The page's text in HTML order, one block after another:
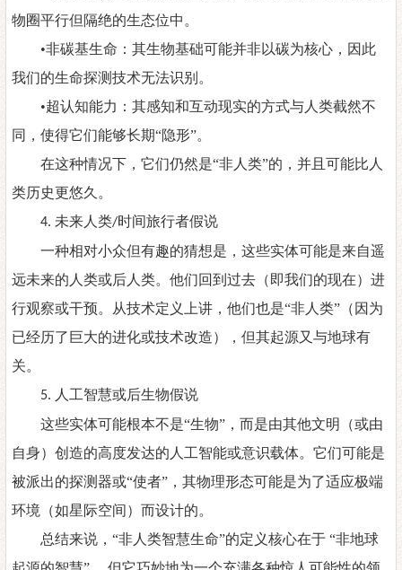
物圈平行但隔绝的生态位中。
•非碳基生命：其生物基础可能并非以碳为核心，因此
我们的生命探测技术无法识别。
•超认知能力：其感知和互动现实的方式与人类截然不
同，使得它们能够长期“隐形”。
在这种情况下，它们仍然是“非人类”的，并且可能比人
类历史更悠久。
4.未来人类/时间旅行者假说
一种相对小众但有趣的猜想是，这些实体可能是来自遥
远未来的人类或后人类。他们回到过去（即我们的现在）进
行观察或干预。从技术定义上讲，他们也是“非人类”（因为
已经历了巨大的进化或技术改造），但其起源又与地球有
关。
5. 人工智慧或后生物假说
这些实体可能根本不是“生物”，而是由其他文明（或由
自身）创造的高度发达的人工智能或意识载体。它们可能是
被派出的探测器或“使者”，其物理形态可能是为了适应极端
环境（如星际空间）而设计的。
总结来说，“非人类智慧生命”的定义核心在于 “非地球